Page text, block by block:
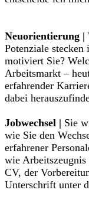
Neuorientierung |
Potenziale
motiviert Sie?
Arbeitsmarkt –
erfahrender
dabei
Jobwechsel | Sie
wie Sie den
erfahrener
wie Arbeitszeugnis
CV, der
Unterschrift unter